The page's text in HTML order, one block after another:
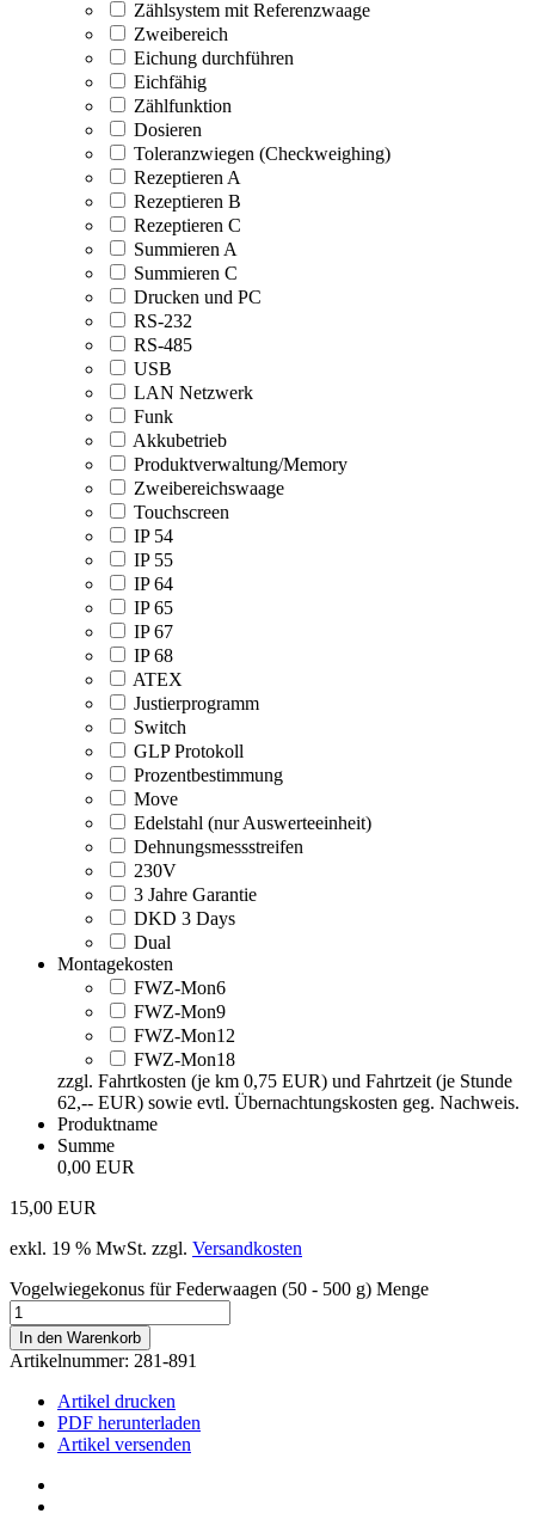
Zählsystem mit Referenzwaage
Zweibereich
Eichung durchführen
Eichfähig
Zählfunktion
Dosieren
Toleranzwiegen (Checkweighing)
Rezeptieren A
Rezeptieren B
Rezeptieren C
Summieren A
Summieren C
Drucken und PC
RS-232
RS-485
USB
LAN Netzwerk
Funk
Akkubetrieb
Produktverwaltung/Memory
Zweibereichswaage
Touchscreen
IP 54
IP 55
IP 64
IP 65
IP 67
IP 68
ATEX
Justierprogramm
Switch
GLP Protokoll
Prozentbestimmung
Move
Edelstahl (nur Auswerteeinheit)
Dehnungsmessstreifen
230V
3 Jahre Garantie
DKD 3 Days
Dual
Montagekosten
FWZ-Mon6
FWZ-Mon9
FWZ-Mon12
FWZ-Mon18
zzgl. Fahrtkosten (je km 0,75 EUR) und Fahrtzeit (je Stunde
62,-- EUR) sowie evtl. Übernachtungskosten geg. Nachweis.
Produktname
Summe
0,00 EUR
15,00 EUR
exkl. 19 % MwSt. zzgl. Versandkosten
Vogelwiegekonus für Federwaagen (50 - 500 g) Menge
In den Warenkorb
Artikelnummer: 281-891
Artikel drucken
PDF herunterladen
Artikel versenden